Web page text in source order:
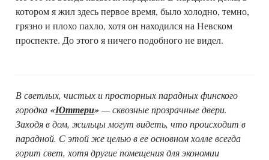
котором я жил здесь первое время, было холодно, темно,
грязно и плохо пахло, хотя он находился на Невском
проспекте. До этого я ничего подобного не видел.
В светлых, чистых и просторных парадных финского
городка «Юттери»— сквозные прозрачные двери.
Заходя в дом, жильцы могут видеть, что происходит в
парадной. С этой же целью в ее основном холле всегда
горит свет, хотя другие помещения для экономии